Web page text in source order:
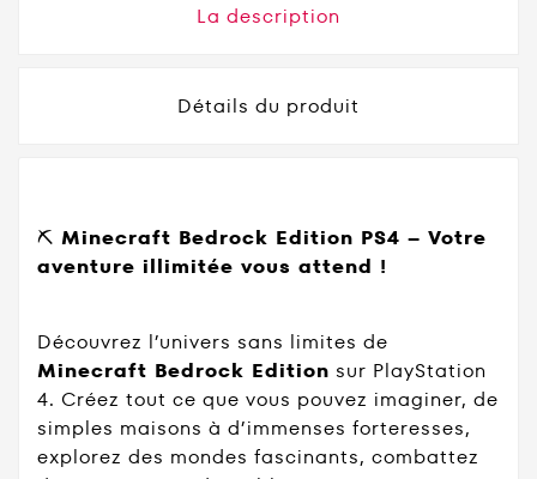
La description
Détails du produit
⛏️ Minecraft Bedrock Edition PS4 – Votre
aventure illimitée vous attend !
Découvrez l’univers sans limites de
Minecraft Bedrock Edition sur PlayStation
4. Créez tout ce que vous pouvez imaginer, de
simples maisons à d’immenses forteresses,
explorez des mondes fascinants, combattez